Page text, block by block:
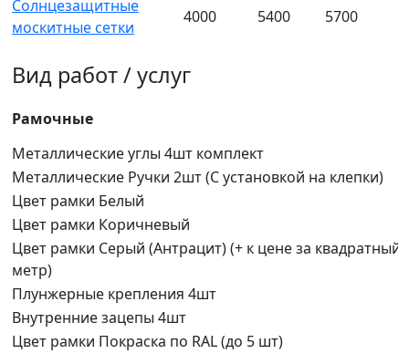
Солнцезащитные
москитные сетки
4000 5400 5700
Вид работ / услуг
Рамочные
Металлические углы 4шт комплект
Металлические Ручки 2шт (С установкой на клепки)
Цвет рамки Белый
Цвет рамки Коричневый
Цвет рамки Серый (Антрацит) (+ к цене за квадратный
метр)
Плунжерные крепления 4шт
Внутренние зацепы 4шт
Цвет рамки Покраска по RAL (до 5 шт)